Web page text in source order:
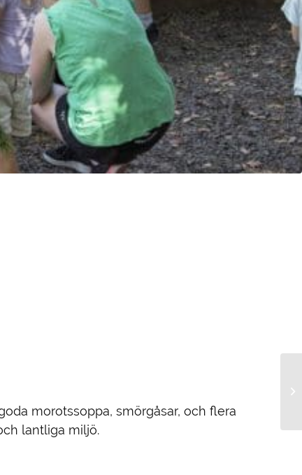
morotssoppa, smörgåsar, och flera
lantliga miljö.